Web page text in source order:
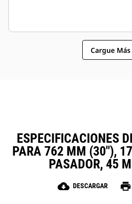
Cargue Más
ESPECIFICACIONES
PARA 762 MM (30"),
PASADOR, 45
cloud_download DESCARGAR print